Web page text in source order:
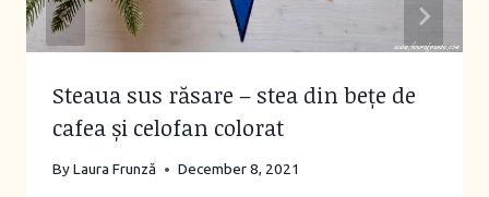
Steaua sus răsare – stea din bețe de
cafea și celofan colorat
ByLaura Frunză December 8, 2021